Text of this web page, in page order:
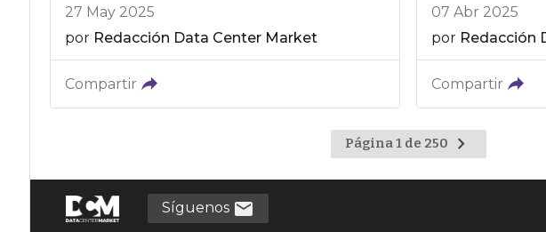
27 May 2025
por Redacción Data Center Market
Compartir
07 Abr 2025
por Redacción
Compartir
Página 1 de 250
Ir
a
la
Síguenos